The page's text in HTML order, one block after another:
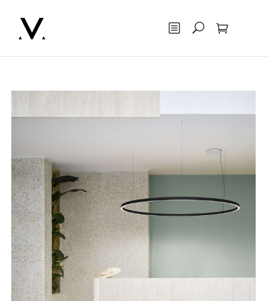
OtsingOstukorv